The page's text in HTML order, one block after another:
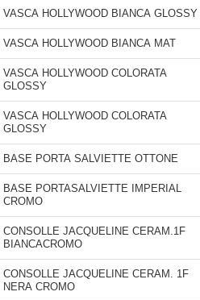
VASCA HOLLYWOOD BIANCA GLOSSY
VASCA HOLLYWOOD BIANCA MAT
VASCA HOLLYWOOD COLORATA
GLOSSY
VASCA HOLLYWOOD COLORATA
GLOSSY
BASE PORTA SALVIETTE OTTONE
BASE PORTASALVIETTE IMPERIAL
CROMO
CONSOLLE JACQUELINE CERAM.1F
BIANCACROMO
CONSOLLE JACQUELINE CERAM. 1F
NERA CROMO